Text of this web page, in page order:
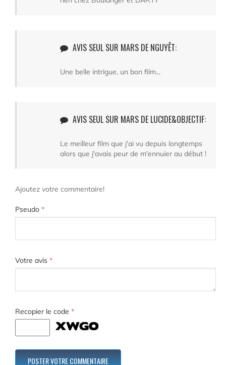
AVIS SEUL SUR MARS DE NGUYÊT:
Une belle intrigue, un bon film...
AVIS SEUL SUR MARS DE LUCIDE&OBJECTIF:
Le meilleur film que j'ai vu depuis longtemps
alors que j'avais peur de m'ennuier au début !
Ajoutez votre commentaire!
Pseudo *
Votre avis *
Recopier le code *